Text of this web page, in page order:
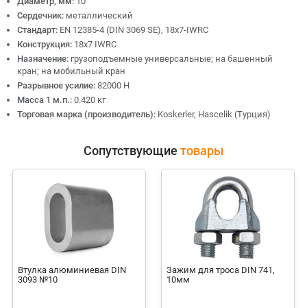
Сердечник: металлический
Стандарт: EN 12385-4 (DIN 3069 SE), 18x7-IWRC
Конструкция: 18x7 IWRC
Назначение: грузоподъемные универсальные; на башенный
кран; на мобильный кран
Разрывное усилие: 82000 Н
Масса 1 м.п.: 0.420 кг
Торговая марка (производитель): Koskerler, Hascelik (Турция)
Сопутствующие товары
Втулка алюминиевая DIN
3093 №10
Зажим для троса DIN 741,
10мм